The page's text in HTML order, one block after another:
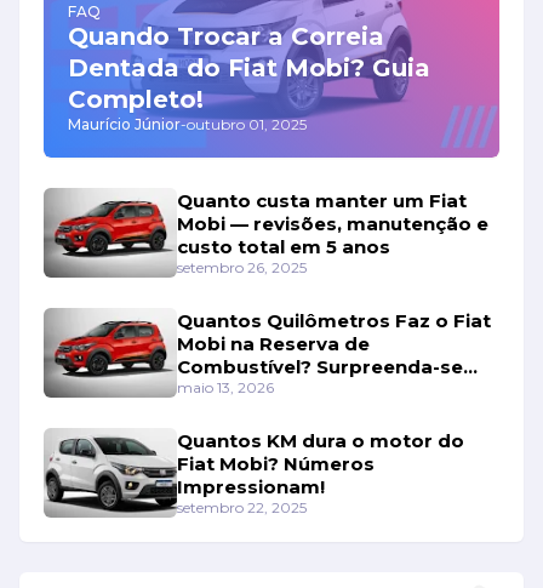
FAQ
Quando Trocar a Correia
Dentada do Fiat Mobi? Guia
Completo!
Maurício Júnior-outubro 01, 2025
Quanto custa manter um Fiat
Mobi — revisões, manutenção e
custo total em 5 anos
setembro 26, 2025
Quantos Quilômetros Faz o Fiat
Mobi na Reserva de
Combustível? Surpreenda-se
Com os Números!
maio 13, 2026
Quantos KM dura o motor do
Fiat Mobi? Números
Impressionam!
setembro 22, 2025